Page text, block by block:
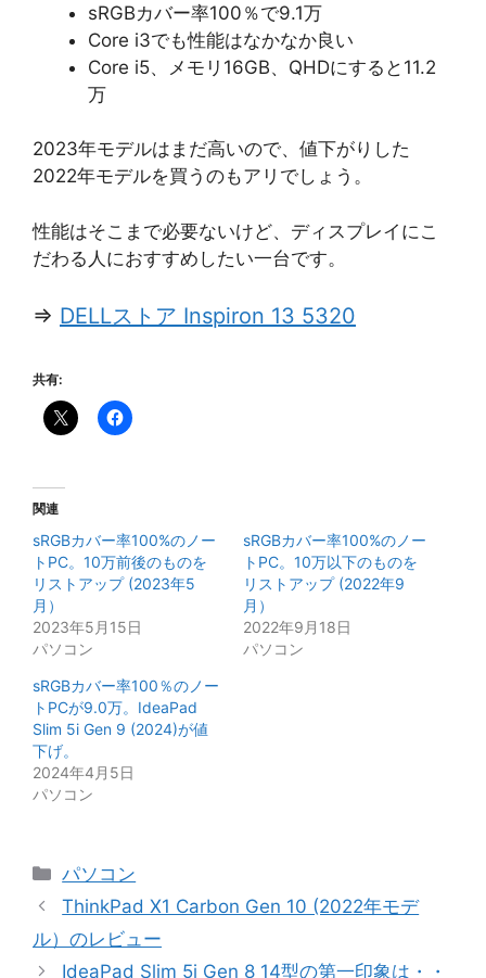
sRGBカバー率100％で9.1万
Core i3でも性能はなかなか良い
Core i5、メモリ16GB、QHDにすると11.2
万
2023年モデルはまだ高いので、値下がりした
2022年モデルを買うのもアリでしょう。
性能はそこまで必要ないけど、ディスプレイにこ
だわる人におすすめしたい一台です。
⇒ DELLストア Inspiron 13 5320
共有:
関連
sRGBカバー率100%のノー
トPC。10万前後のものを
リストアップ (2023年5
月）
2023年5月15日
パソコン
sRGBカバー率100%のノー
トPC。10万以下のものを
リストアップ (2022年9
月）
2022年9月18日
パソコン
sRGBカバー率100％のノー
トPCが9.0万。IdeaPad
Slim 5i Gen 9 (2024)が値
下げ。
2024年4月5日
パソコン
カ
テ
リ
パソコン
ThinkPad X1 Carbon Gen 10 (2022年モデ
ル）のレビュー
IdeaPad Slim 5i Gen 8 14型の第一印象は・・